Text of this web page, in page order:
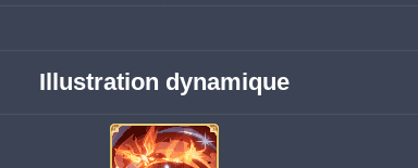
Illustration dynamique